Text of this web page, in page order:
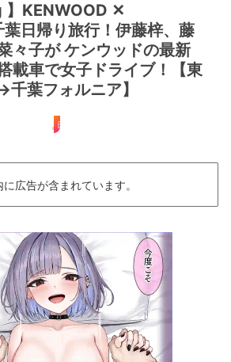
】KENWOOD ✕
葉日帰り旅行！伊藤梓、藤
々子が ケンウッドの最新
載車で女子ドライブ！【東
葉フォルニア】
日帰り
広告が含まれています。